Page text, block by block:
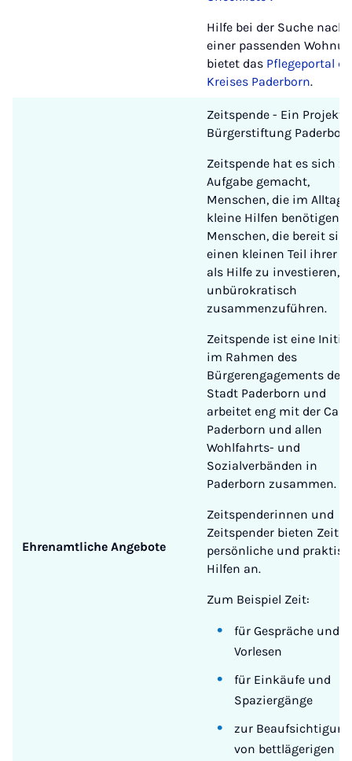
Hilfe bei der Suche nach
einer passenden
bietet das Pflegeportal
Kreises Paderborn.
Ehrenamtliche Angebote
Zeitspende - Ein Projekt
Bürgerstiftung
Zeitspende hat es sich
Aufgabe gemacht,
Menschen, die im Alltag
kleine Hilfen benötigen,
Menschen, die bereit
einen kleinen Teil ihrer
als Hilfe zu investieren,
unbürokratisch
zusammenzuführen.
Zeitspende ist eine
im Rahmen des
Bürgerengagements der
Stadt Paderborn und
arbeitet eng mit der
Paderborn und allen
Wohlfahrts- und
Sozialverbänden in
Paderborn zusammen.
Zeitspenderinnen und
Zeitspender bieten Zeit
persönliche und
Hilfen an.
Zum Beispiel Zeit:
für Gespräche und
Vorlesen
für Einkäufe und
Spaziergänge
zur Beaufsichtigung
von bettlägerigen